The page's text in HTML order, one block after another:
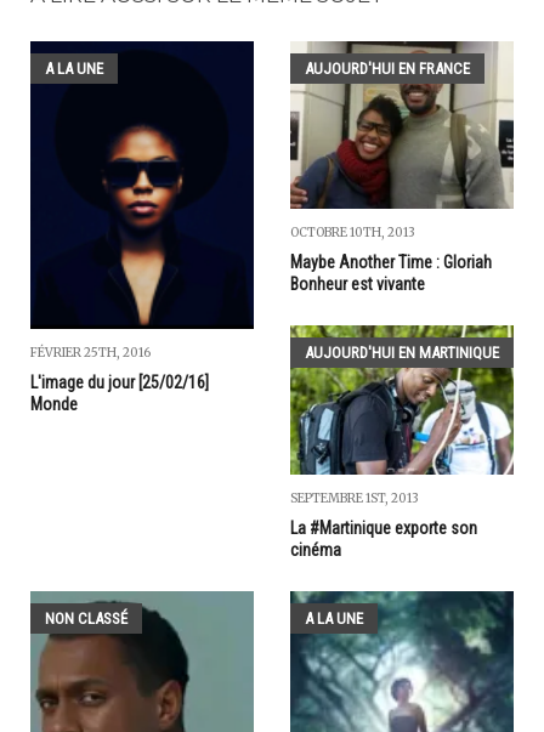
A LA UNE
FÉVRIER 25TH, 2016
L'image du jour [25/02/16]
Monde
AUJOURD'HUI EN FRANCE
OCTOBRE 10TH, 2013
Maybe Another Time : Gloriah
Bonheur est vivante
AUJOURD'HUI EN MARTINIQUE
SEPTEMBRE 1ST, 2013
La #Martinique exporte son
cinéma
NON CLASSÉ A LA UNE